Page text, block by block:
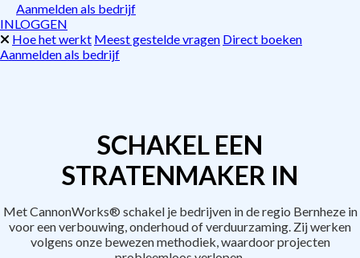
Aanmelden als bedrijf
INLOGGEN
Hoe het werkt Meest gestelde vragen Direct boeken
Aanmelden als bedrijf
SCHAKEL EEN
STRATENMAKER IN
Met CannonWorks® schakel je bedrijven in de regio Bernheze in
voor een verbouwing, onderhoud of verduurzaming. Zij werken
volgens onze bewezen methodiek, waardoor projecten